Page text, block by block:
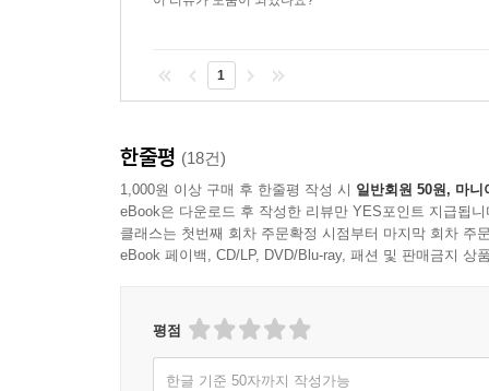
있는가?
1
한줄평 (18건)
1,000원 이상 구매 후 한줄평 작성 시 일반회원 50원, 마니
eBook은 다운로드 후 작성한 리뷰만 YES포인트 지급됩니
클래스는 첫번째 회차 주문확정 시점부터 마지막 회차 주
eBook 페이백, CD/LP, DVD/Blu-ray, 패션 및 판매금지 상
평점
한글 기준 50자까지 작성가능